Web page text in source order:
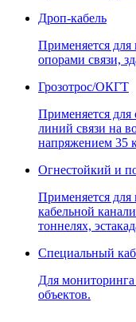
Дроп-кабель
Применяется
опорами связи,
Грозотрос/ОКГТ
Применяется для
линий связи на
напряжением 35
Огнестойкий и
Применяется для
кабельной
тоннелях,
Специальный
Для
объектов.